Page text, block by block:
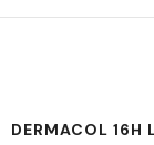
DERMACOL 16H